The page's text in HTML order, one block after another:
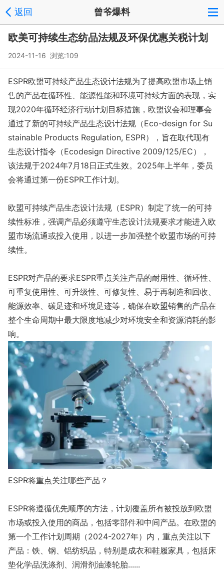
返回 曾爷爆料
欧美可持续生态纺品法规及环保优惠关税计划
2024-11-16 浏览:109
ESPR欧盟可持续产品生态设计法规为了提高欧盟市场上销
售的产品在循环性、能源性能和环境可持续方面的表现，实
现2020年循环经济行动计划目标措施，欧盟议会和理事会
通过了新的可持续产品生态设计法规（Eco-design for Su
stainable Products Regulation, ESPR），旨在取代现有
生态设计指令（Ecodesign Directive 2009/125/EC），
该法规于2024年7月18日正式生效。2025年上半年，委员
会将通过第一份ESPR工作计划。
欧盟可持续产品生态设计法规（ESPR）制定了统一的可持
续性标准，强调产品必须遵守生态设计法规要求才能进入欧
盟市场流通或投入使用，以进一步加强整个欧盟市场的可持
续性。
ESPR对产品的要求ESPR重点关注产品的耐用性、循环性、
可重复使用性、可升级性、可修复性、易于再制造和回收、
能源效率、碳足迹和环境足迹等，确保在欧盟销售的产品在
整个生命周期中最大限度地减少对环境安全和资源消耗的影
响。
ESPR将重点关注哪些产品？
ESPR将遵循优先顺序的方法，计划覆盖所有被投放到欧盟
市场或投入使用的商品，包括零部件和中间产品。在欧盟的
第一个工作计划周期（2024-2027年）内，重点关注以下
产品：铁、钢、铝纺织品，特别是成衣和鞋履家具，包括床
垫化学品洗涤剂、润滑剂油漆轮胎......